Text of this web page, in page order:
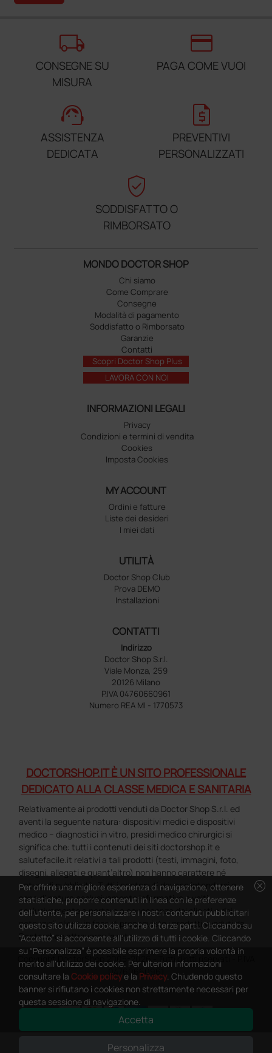
local_shipping
CONSEGNE SU
MISURA
credit_card
PAGA COME VUOI
support_agent
ASSISTENZA
DEDICATA
request_quote
PREVENTIVI
PERSONALIZZATI
verified_user
SODDISFATTO O
RIMBORSATO
MONDO DOCTOR SHOP
Chi siamo
Come Comprare
Consegne
Modalità di pagamento
Soddisfatto o Rimborsato
Garanzie
Contatti
Scopri Doctor Shop Plus
LAVORA CON NOI
INFORMAZIONI LEGALI
Privacy
Condizioni e termini di vendita
Cookies
Imposta Cookies
MY ACCOUNT
Ordini e fatture
Liste dei desideri
I miei dati
UTILITÀ
Doctor Shop Club
Prova DEMO
Installazioni
CONTATTI
Indirizzo
Doctor Shop S.r.l.
Viale Monza, 259
20126 Milano
P.IVA 04760660961
Numero REA MI - 1770573
DOCTORSHOP.IT È UN SITO PROFESSIONALE
DEDICATO ALLA CLASSE MEDICA E SANITARIA
Relativamente ai prodotti venduti da Doctor Shop S.r.l. ed
aventi la seguente natura: dispositivi medici e dispositivi
medico – diagnostici in vitro, presidi medico chirurgici si
significa che: tutti i contenuti dei siti doctorshop.it e
salutefacile.it relativi a tali prodotti (testi, immagini, foto,
disegni, allegati e quant’altro) non hanno carattere né
natura di pubblicità. Tutti i contenuti devono intendersi e
sono di natura esclusivamente informativa e volti
esclusivamente a portare a conoscenza dei clienti e dei
potenziali clienti in fase di preacquisto i prodotti venduti da
Doctorshop attraverso la rete.
Copyright DoctorShop 2005-2026 - Tutti diritti riservati - P.IVA
04760660961
This site is protected by reCAPTCHA and the Google
cancel
Per offrire una migliore esperienza di navigazione, ottenere
statistiche, proporre contenuti in linea con le preferenze
dell'utente, per personalizzare i nostri contenuti pubblicitari
questo sito utilizza cookie, anche di terze parti. Cliccando su
“Accetto” si acconsente all'utilizzo di tutti i cookie. Cliccando
su “Personalizza” è possibile esprimere la propria volontà in
merito all'utilizzo dei cookie. Per ulteriori informazioni
consultare la Cookie policye la Privacy. Chiudendo questo
banner si rifiutano i cookies non strettamente necessari per
questa sessione di navigazione.
Accetta
Personalizza